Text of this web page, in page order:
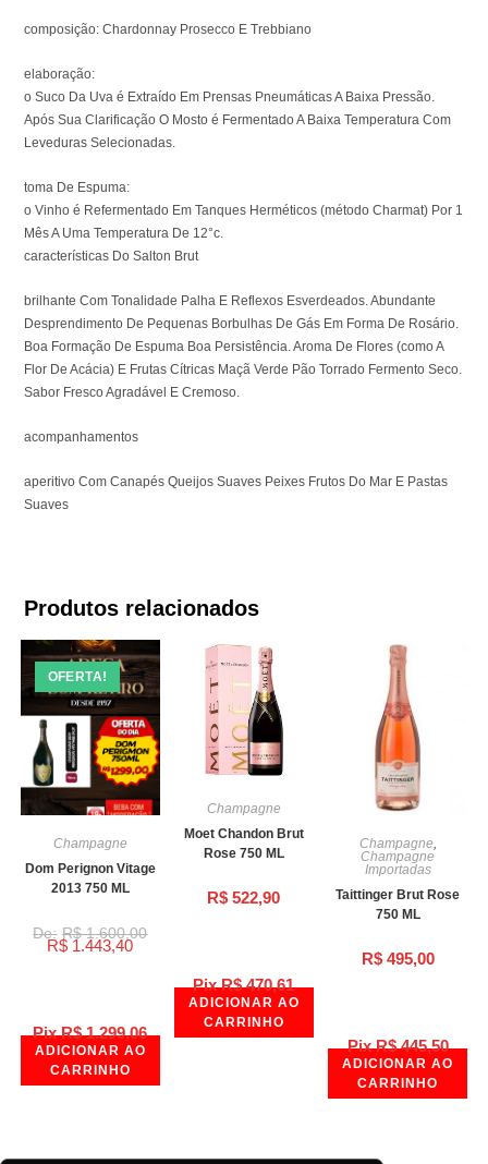
composição: Chardonnay Prosecco E Trebbiano
elaboração:
o Suco Da Uva é Extraído Em Prensas Pneumáticas A Baixa Pressão.
Após Sua Clarificação O Mosto é Fermentado A Baixa Temperatura Com
Leveduras Selecionadas.
toma De Espuma:
o Vinho é Refermentado Em Tanques Herméticos (método Charmat) Por 1
Mês A Uma Temperatura De 12°c.
características Do Salton Brut
brilhante Com Tonalidade Palha E Reflexos Esverdeados. Abundante
Desprendimento De Pequenas Borbulhas De Gás Em Forma De Rosário.
Boa Formação De Espuma Boa Persistência. Aroma De Flores (como A
Flor De Acácia) E Frutas Cítricas Maçã Verde Pão Torrado Fermento Seco.
Sabor Fresco Agradável E Cremoso.
acompanhamentos
aperitivo Com Canapés Queijos Suaves Peixes Frutos Do Mar E Pastas
Suaves
Produtos relacionados
Pix R$1.299,06
OFERTA!
Champagne
Dom Perignon Vitage
2013 750 ML
R$1.600,00
R$ 1.443,40
ADICIONAR AO
CARRINHO
Pix R$470,61
Champagne
Moet Chandon Brut
Rose 750 ML
R$ 522,90
ADICIONAR AO
CARRINHO
Pix R$445,50
Champagne
Champagne
Importadas
Taittinger Brut Rose
750 ML
R$495,00
ADICIONAR AO
CARRINHO